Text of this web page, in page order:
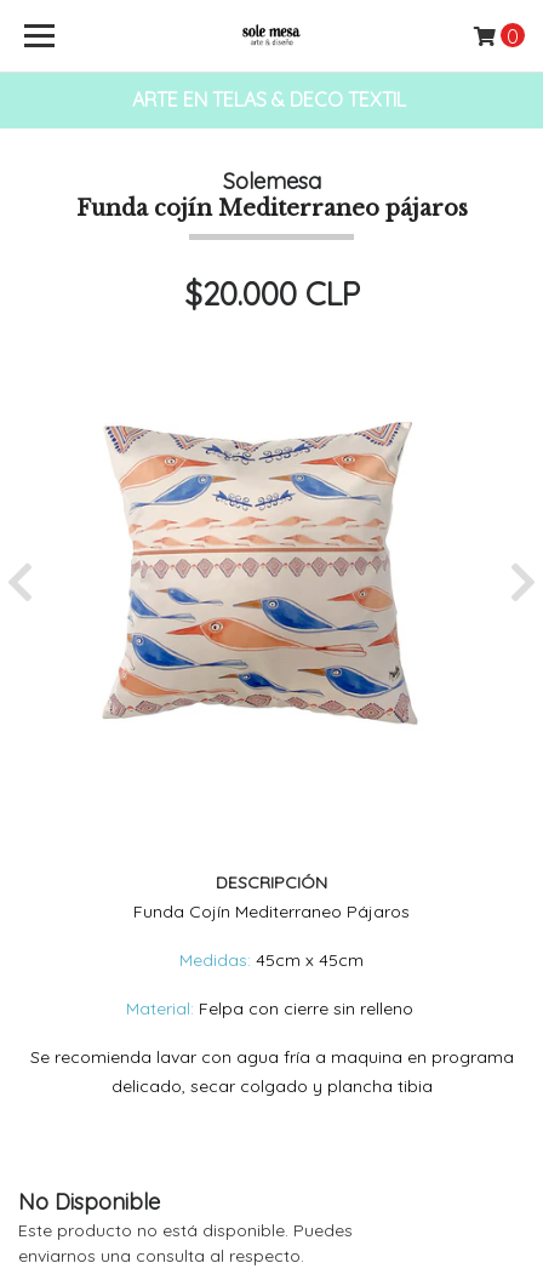
ARTE EN TELAS & DECO TEXTIL
0
Solemesa
Funda cojín Mediterraneo pájaros
$20.000 CLP
Previous
DESCRIPCIÓN
Funda Cojín Mediterraneo Pájaros
Medidas: 45cm x 45cm
Material: Felpa con cierre sin relleno
Se recomienda lavar con agua fría a maquina en programa
delicado, secar colgado y plancha tibia
No Disponible
Este producto no está disponible. Puedes
enviarnos una consulta al respecto.